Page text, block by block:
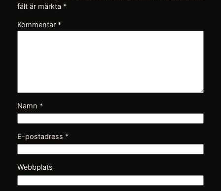
fält är märkta *
Kommentar *
Namn *
E-postadress *
Webbplats